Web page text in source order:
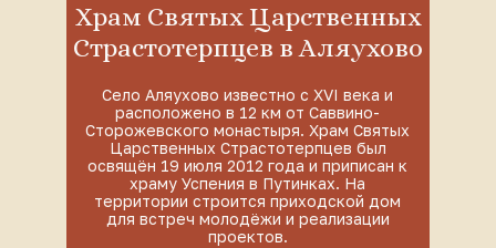
Храм Святых Царственных
Страстотерпцев в Аляухово
Село Аляухово известно с XVI века и
расположено в 12 км от Саввино-
Сторожевского монастыря. Храм Святых
Царственных Страстотерпцев был
освящён 19 июля 2012 года и приписан к
храму Успения в Путинках. На
территории строится приходской дом
для встреч молодёжи и реализации
проектов.